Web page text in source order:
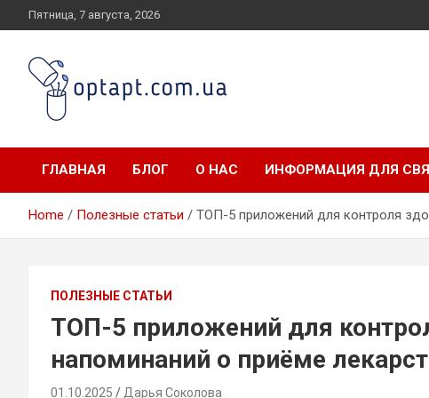
to
Пятница, 7 августа, 2026
optapt.com.ua
ГЛАВНАЯ БЛОГ О НАС ИНФОРМАЦИЯ ДЛЯ
Home Полезные статьи ТОП-5 приложений для контроля
ПОЛЕЗНЫЕ СТАТЬИ
ТОП-5 приложений для
напоминаний о приёме
01.10.2025 Дарья Соколова